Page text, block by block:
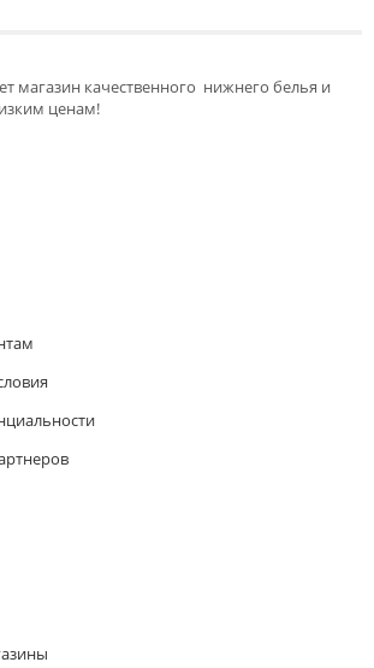
магазин качественного нижнего белья и
ценам!